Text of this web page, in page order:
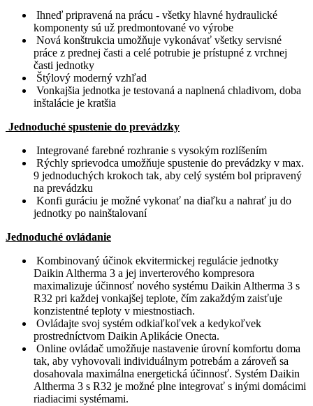
Ihneď pripravená na prácu - všetky hlavné hydraulické
komponenty sú už predmontované vo výrobe
Nová konštrukcia umožňuje vykonávať všetky servisné
práce z prednej časti a celé potrubie je prístupné z vrchnej
časti jednotky
Štýlový moderný vzhľad
Vonkajšia jednotka je testovaná a naplnená chladivom, doba
inštalácie je kratšia
Jednoduché spustenie do prevádzky
Integrované farebné rozhranie s vysokým rozlíšením
Rýchly sprievodca umožňuje spustenie do prevádzky v max.
9 jednoduchých krokoch tak, aby celý systém bol pripravený
na prevádzku
Konfi guráciu je možné vykonať na diaľku a nahrať ju do
jednotky po nainštalovaní
Jednoduché ovládanie
Kombinovaný účinok ekvitermickej regulácie jednotky
Daikin Altherma 3 a jej inverterového kompresora
maximalizuje účinnosť nového systému Daikin Altherma 3 s
R32 pri každej vonkajšej teplote, čím zakaždým zaisťuje
konzistentné teploty v miestnostiach.
Ovládajte svoj systém odkiaľkoľvek a kedykoľvek
prostredníctvom Daikin Aplikácie Onecta.
Online ovládač umožňuje nastavenie úrovní komfortu doma
tak, aby vyhovovali individuálnym potrebám a zároveň sa
dosahovala maximálna energetická účinnosť. Systém Daikin
Altherma 3 s R32 je možné plne integrovať s inými domácimi
riadiacimi systémami.